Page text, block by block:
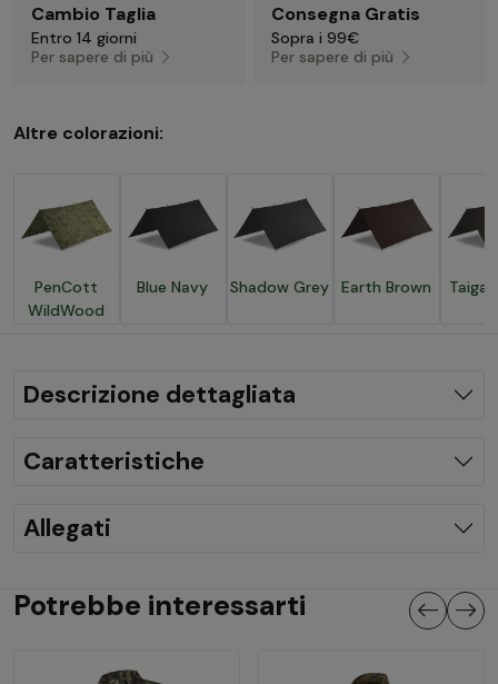
Cambio Taglia
Entro 14 giorni
Per sapere di più
Consegna Gratis
Sopra i 99€
Per sapere di più
Altre colorazioni:
PenCott
WildWood
Blue Navy Shadow Grey Earth Brown Taiga
Descrizione dettagliata
Caratteristiche
Allegati
Potrebbe interessarti